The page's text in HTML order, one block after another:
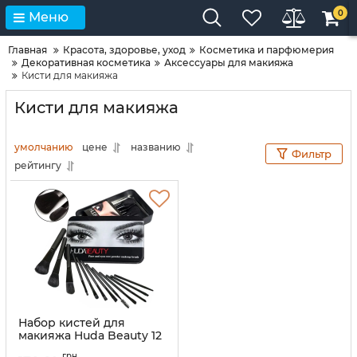
Меню 0
Главная Красота, здоровье, уход
Косметика и парфюмерия
Декоративная косметика
Аксессуары для макияжа
Кисти для макияжа
Кисти для макияжа
умолчанию цене
названию
рейтингу
Фильтр
Набор кистей для
макияжа Huda Beauty 12